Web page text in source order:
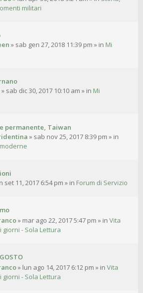
militari
» sab gen 27, 2018 11:39 pm » in Mi
» sab dic 30, 2017 10:10 am » in Mi
permanente, Taiwan
» sab nov 25, 2017 8:39 pm » in
set 11, 2017 6:54 pm » in Forum di Servizio
» mar ago 22, 2017 5:47 pm » in Vita
giorni - Sola Lettura
» lun ago 14, 2017 6:12 pm » in Vita
giorni - Sola Lettura